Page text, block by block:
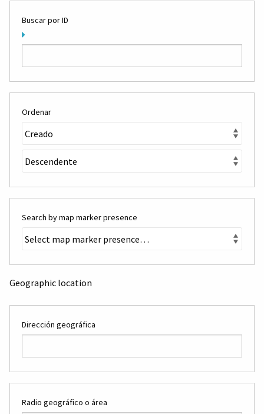
Buscar por ID
Ordenar
Search by map marker presence
Geographic location
Dirección geográfica
Radio geográfico o área